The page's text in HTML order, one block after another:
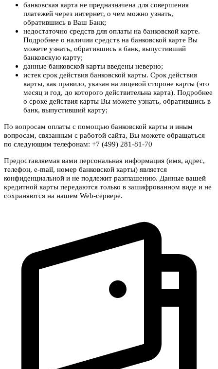
банковская карта не предназначена для совершения
платежей через интернет, о чем можно узнать,
обратившись в Ваш Банк;
недостаточно средств для оплаты на банковской карте.
Подробнее о наличии средств на банковской карте Вы
можете узнать, обратившись в банк, выпустивший
банковскую карту;
данные банковской карты введены неверно;
истек срок действия банковской карты. Срок действия
карты, как правило, указан на лицевой стороне карты (это
месяц и год, до которого действительна карта). Подробнее
о сроке действия карты Вы можете узнать, обратившись в
банк, выпустивший карту;
По вопросам оплаты с помощью банковской карты и иным
вопросам, связанным с работой сайта, Вы можете обращаться
по следующим телефонам: +7 (499) 281-81-70
Предоставляемая вами персональная информация (имя, адрес,
телефон, e-mail, номер банковской карты) является
конфиденциальной и не подлежит разглашению. Данные вашей
кредитной карты передаются только в зашифрованном виде и не
сохраняются на нашем Web-сервере.